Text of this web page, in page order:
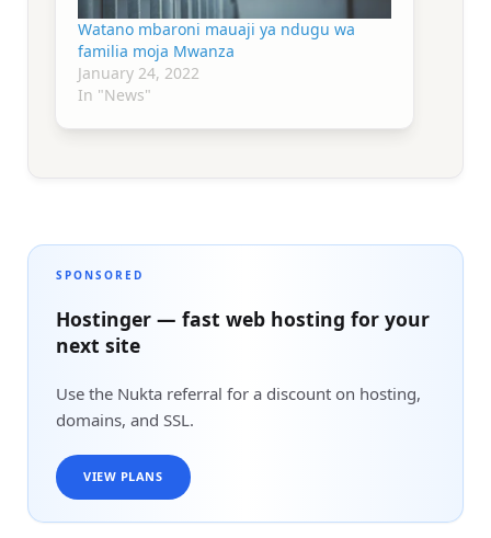
Watano mbaroni mauaji ya ndugu wa
familia moja Mwanza
January 24, 2022
In "News"
SPONSORED
Hostinger — fast web hosting for your
next site
Use the Nukta referral for a discount on hosting,
domains, and SSL.
VIEW PLANS